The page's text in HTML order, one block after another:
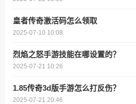
皇者传奇激活码怎么领取
2025-07-10 10:08
烈焰之怒手游技能在哪设置的？
2025-07-21 10:26
1.85传奇3d版手游怎么打反伤？
2025-07-21 20:46